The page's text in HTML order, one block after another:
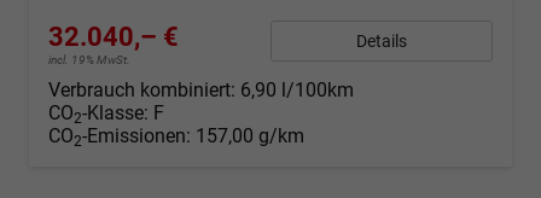
32.040,– €
incl. 19% MwSt.
Details
Verbrauch kombiniert: 6,90 l/100km
CO2-Klasse: F
CO2-Emissionen: 157,00 g/km